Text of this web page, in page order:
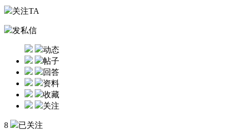
关注TA
发私信
动态
帖子
回答
资料
收藏
关注
8 已关注